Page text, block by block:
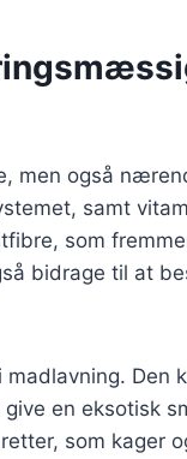
men også
samt
som
bidrage til at
Den
en eksotisk
som kager